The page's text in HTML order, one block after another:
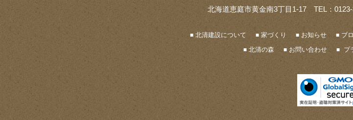
北海道恵庭市黄金南3丁目1-17 TEL：
北清建設について 家づくり お知らせ ブ
北清の森
お問い合わせ プ